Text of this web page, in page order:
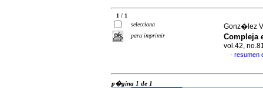
1 / 1
selecciona
para imprimir
Gonz�lez
Compleja
vol.42,
· resumen
p�gina 1 de 1